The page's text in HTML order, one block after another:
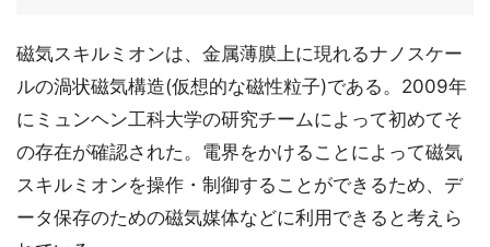
磁気スキルミオンは、金属薄膜上に現れるナノスケー
ルの渦状磁気構造(仮想的な磁性粒子)である。2009年
にミュンヘン工科大学の研究チームによって初めてそ
の存在が確認された。電界をかけることによって磁気
スキルミオンを操作・制御することができるため、デ
ータ保存のための磁気媒体などに利用できると考えら